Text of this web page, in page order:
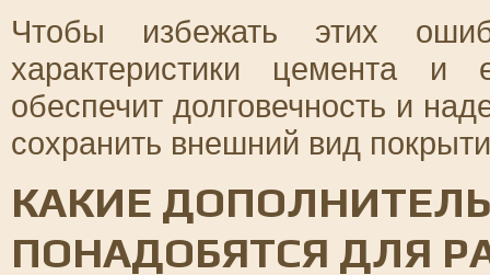
Чтобы избежать этих
характеристики цемента
обеспечит долговечность и
сохранить внешний вид
КАКИЕ
ПОНАДОБЯТСЯ ДЛЯ